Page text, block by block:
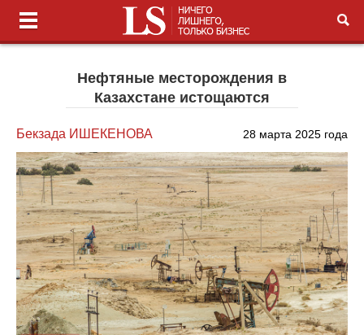
Нефтяные месторождения в
Казахстане истощаются
Бекзада ИШЕКЕНОВА 28 марта 2025 года